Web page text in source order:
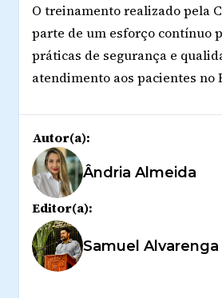
O treinamento realizado pela
parte de um esforço contínuo
práticas de segurança e
atendimento aos pacientes no
Autor(a):
Ândria Almeida
Editor(a):
Samuel Alvarenga